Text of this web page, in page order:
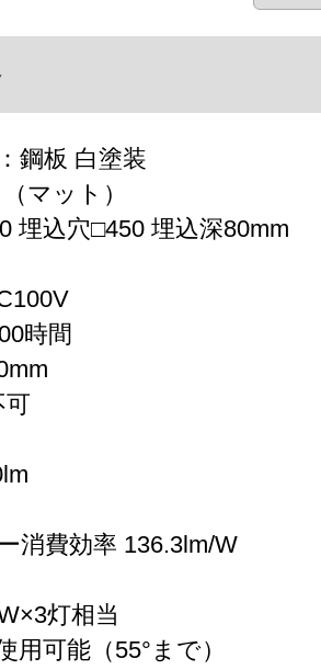
鋼板 白塗装
マット）
埋込穴□450 埋込深80mm
時間
可
消費効率 136.3lm/W
灯相当
用可能（55°まで）